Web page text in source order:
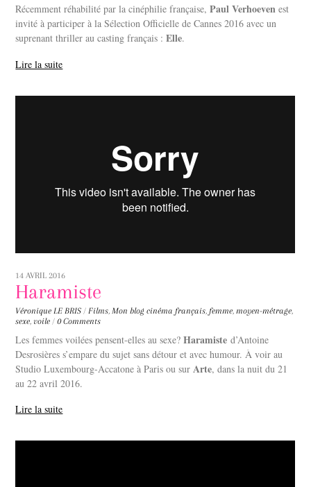
Récemment réhabilité par la cinéphilie française,Paul Verhoeven est
invité à participer à la Sélection Officielle de Cannes 2016 avec un
suprenant thriller au casting français :Elle.
Lire la suite
14 AVRIL 2016
Haramiste
Véronique LE BRIS / Films, Mon blog cinéma français, femme, moyen-métrage,
sexe,voile / 0 Comments
Les femmes voilées pensent-elles au sexe?Haramiste d’Antoine
Desrosières s’empare du sujet sans détour et avec humour. À voir au
Studio Luxembourg-Accatone à Paris ou sur Arte, dans la nuit du 21
au 22 avril 2016.
Lire la suite